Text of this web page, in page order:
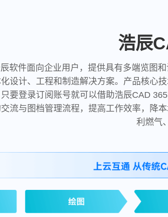
浩辰
软件面向企业用户，提供具有多端览图
设计、工程和制造解决方案。产品核心
要登录订阅账号就可以借助浩辰CAD
流与图档管理流程，提高工作效率，降
利燃气